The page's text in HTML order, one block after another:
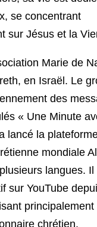
se concentrant
sur Jésus et la
Marie de
en Israël. Le
des
« Une Minute
lancé la
mondiale
langues. Il
sur YouTube
principalement
chrétien.